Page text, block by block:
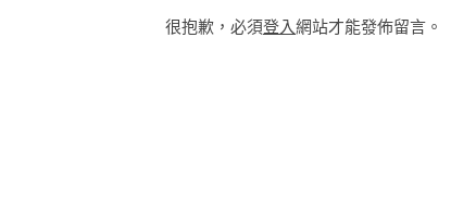
很抱歉，必須登入網站才能發佈留言。